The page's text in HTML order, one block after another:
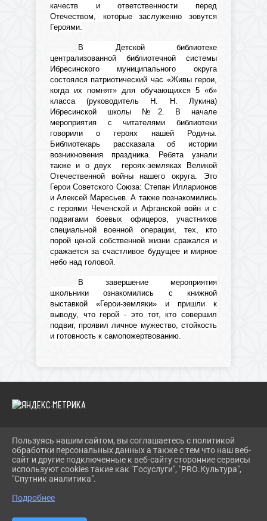
качеств и ответственности перед
Отечеством, которые заслуженно зовутся
Героями.
В Детской библиотеке
централизованной библиотечной системы
Ибресинского муниципального округа
состоялся патриотический час «Живы герои,
когда их помнят» для обучающихся 5 «б»
класса (руководитель Н. Н. Лукина)
Ибресинской школы №2. В начале
мероприятия с читателями библиотеки
говорили о героях нашей Родины.
Библиотекарь рассказала об истории
возникновения праздника. Ребята узнали
также и о двух героях-земляках Великой
Отечественной войны нашего округа. Это
Герои Советского Союза: Степан Илларионов
и Алексей Маресьев. А такжепознакомились
с героями Чеченской и Афганской войн и с
подвигами боевых офицеров, участников
специальной военной операции, тех, кто
порой ценой собственной жизни сражался и
сражается за счастливое будущее и мирное
небо над головой.
В завершение мероприятия
школьники ознакомились с книжной
выставкой «Герои-земляки» и пришли к
выводу, что герой - это тот, кто совершил
подвиг, проявил личное мужество, стойкость
и готовность к самопожертвованию.
2026 Г. IBRBIB.RU
ВХОД
КАРТА САЙТА
ПОЛИТИКА ОБРАБОТКИ ПЕРСОНАЛЬНЫХ ДАННЫХ
СДЕЛАНО НА KUBCMS
Пользуясь нашим сайтом, вы соглашаетесь с политикой
обработки персональных данных а также с тем что наш веб-
сайт и другие подключенные к веб-сайту сторонние сервисы
используют cookies такие как "Госуслуги", "PRO.Культура",
"Спутник аналитика".
Подробнее